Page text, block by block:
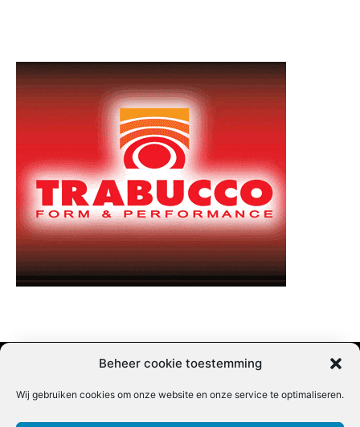
Beheer cookie toestemming
Wij gebruiken cookies om onze website en onze service te optimaliseren.